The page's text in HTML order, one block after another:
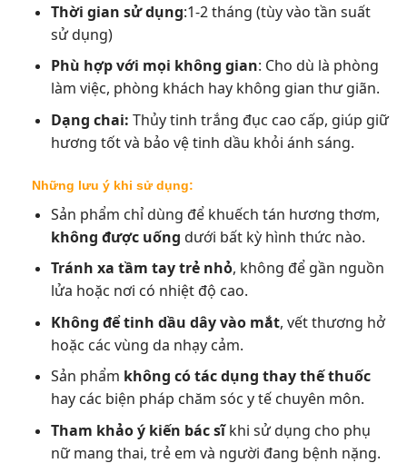
Thời gian sử dụng:1-2 tháng (tùy vào tần suất
sử dụng)
Phù hợp với mọi không gian: Cho dù là phòng
làm việc, phòng khách hay không gian thư giãn.
Dạng chai: Thủy tinh trắng đục cao cấp, giúp giữ
hương tốt và bảo vệ tinh dầu khỏi ánh sáng.
Những lưu ý khi sử dụng:
Sản phẩm chỉ dùng để khuếch tán hương thơm,
không được uống dưới bất kỳ hình thức nào.
Tránh xa tầm tay trẻ nhỏ, không để gần nguồn
lửa hoặc nơi có nhiệt độ cao.
Không để tinh dầu dây vào mắt, vết thương hở
hoặc các vùng da nhạy cảm.
Sản phẩm không có tác dụng thay thế thuốc
hay các biện pháp chăm sóc y tế chuyên môn.
Tham khảo ý kiến bác sĩkhi sử dụng cho phụ
nữ mang thai, trẻ em và người đang bệnh nặng.